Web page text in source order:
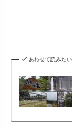
あわせて読みたい